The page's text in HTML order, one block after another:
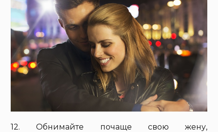
12. Обнимайте почаще свою жену,